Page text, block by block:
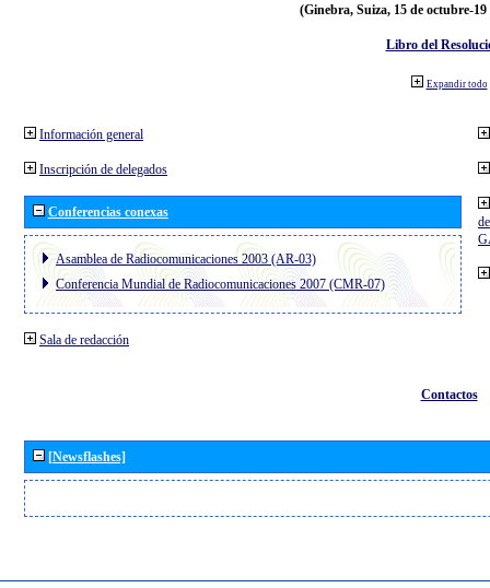
(Ginebra, Suiza, 15 de octubre-19
Libro del
Expandir todo
Información general
Inscripción de delegados
Conferencias conexas
Asamblea de Radiocomunicaciones 2003 (AR-03)
Conferencia Mundial de Radiocomunicaciones 2007 (CMR-07)
Sala de redacción
Contactos
[Newsflashes]